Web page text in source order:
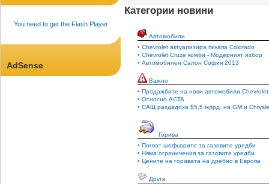
You need to get the Flash Player
AdSense
Категории новини
Автомобили
• Chevrolet актуализира пикапа Colorado
• Chevrolet Cruze комби - Модерният избор
• Автомобилен Салон София 2013
Важно
• Продажбите на нови автомобили Chevrolet
• Относно ACTA
• САЩ раздадоха $5,5 млрд. на GM и
Горива
• Погват шофьорите за газовите уредби
• Няма ограничения за газовите уредби
• Цените на горивата на дребно в Европа
Други